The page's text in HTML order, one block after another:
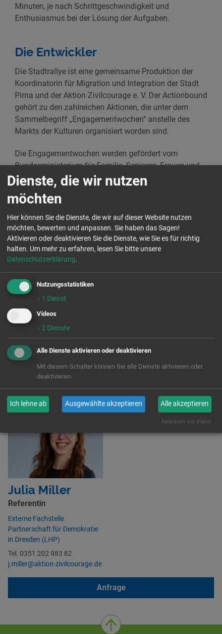
Minuten, je nach Schrittgeschwindigkeit und
Enthusiasmus bei der Lösung der Aufgaben.
Die Entwickler
Die Stadtrallye ist eine gemeinsame Produktion der
Koordinatorin für Migration und Integration der Stadt
Pirna und der Aktion Zivilcourage e. V. Der Actionbound
gehört zu den zahlreichen Aktionen, die unter dem
Sammelbegriff „Engagementwochen“ anstelle des
Markts der Kulturen organisiert worden sind.
Die Engagementwochen werden gefördert vom
Bundesministerium für Familie, Senioren, Frauen und
Jugend im Rahmen des Bundesprogramms
„Demokratie leben!“ und aus Mitteln des Freistaates
Sachsen. Diese Maßnahme wird mitfinanziert mit
Steuermitteln auf Grundlage des vom Sächsischen
Landtag beschlossenen Haushaltes. Die
Veröffentlichung stellt keine Meinungsäußerung des
BMFSFJ oder des BAFzA dar. Für inhaltliche Aussagen
tragen die Autorinnen und Autoren die Verantwortung.
Ansprechpartnerin
Für Fragen zum Projekt steht Ihnen Julia Miller,
j.miller@aktion-zivilcourage.de
zur Verfügung.
Julia Miller
Referentin
Externe Fachstelle
Partnerschaft für Demokratie
in Dresden (LHP)
Tel. 0351 202 983 82
j.miller@aktion-zivilcourage.de
Anfrage
Dienste, die wir nutzen
möchten
Hier können Sie die Dienste, die wir auf dieser Website nutzen
möchten, bewerten und anpassen. Sie haben das Sagen!
Aktivieren oder deaktivieren Sie die Dienste, wie Sie es für richtig
halten. Um mehr zu erfahren, lesen Sie bitte unsere
Datenschutzerklärung.
Nutzungsstatistiken
↓ 1 Dienst
Videos
↓ 2 Dienste
Alle Dienste aktivieren oder deaktivieren
Mit diesem Schalter können Sie alle Dienste aktivieren oder
deaktivieren.
Ich lehne ab Ausgewählte akzeptieren Alle akzeptieren
Realisiert mit Klaro!